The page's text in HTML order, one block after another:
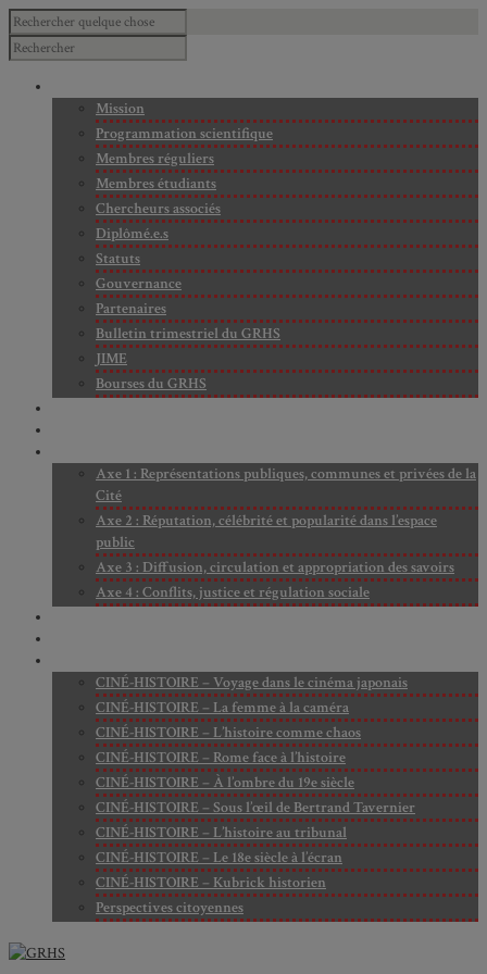
Mission
Programmation scientifique
Membres réguliers
Membres étudiants
Chercheurs associés
Diplômé.e.s
Statuts
Gouvernance
Partenaires
Bulletin trimestriel du GRHS
JIME
Bourses du GRHS
Axe 1 : Représentations publiques, communes et privées de la
Cité
Axe 2 : Réputation, célébrité et popularité dans l’espace
public
Axe 3 : Diffusion, circulation et appropriation des savoirs
Axe 4 : Conflits, justice et régulation sociale
CINÉ-HISTOIRE – Voyage dans le cinéma japonais
CINÉ-HISTOIRE – La femme à la caméra
CINÉ-HISTOIRE – L’histoire comme chaos
CINÉ-HISTOIRE – Rome face à l’histoire
CINÉ-HISTOIRE – À l’ombre du 19e siècle
CINÉ-HISTOIRE – Sous l’œil de Bertrand Tavernier
CINÉ-HISTOIRE – L’histoire au tribunal
CINÉ-HISTOIRE – Le 18e siècle à l’écran
CINÉ-HISTOIRE – Kubrick historien
Perspectives citoyennes